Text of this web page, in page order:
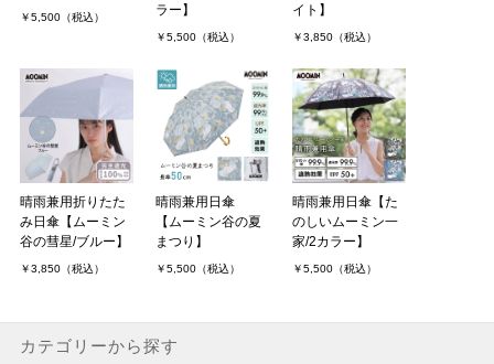
￥5,500（税込）
ラー】
￥5,500（税込）
イト】
￥3,850（税込）
晴雨兼用折りたた
み日傘【ムーミン
谷の彗星/ブルー】
￥3,850（税込）
晴雨兼用日傘
【ムーミン谷の夏
まつり】
￥5,500（税込）
晴雨兼用日傘【た
のしいムーミン一
家/2カラー】
￥5,500（税込）
カテゴリーから探す